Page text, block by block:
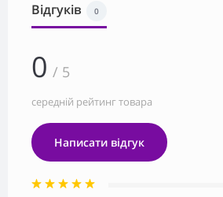
Відгуків 0
0 / 5
середній рейтинг товара
Написати відгук